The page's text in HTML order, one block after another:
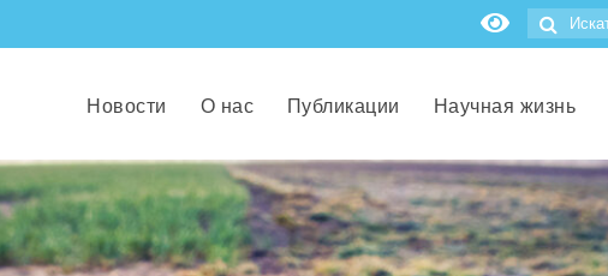
Новости О нас Публикации Научная жизнь